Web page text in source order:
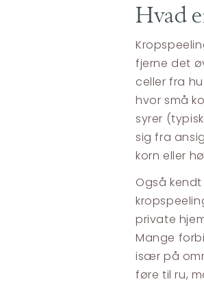
Hvad
fjerne det
celler fra
hvor små
syrer
sig fra
korn eller
Også
private
Mange
især på
føre til ru,